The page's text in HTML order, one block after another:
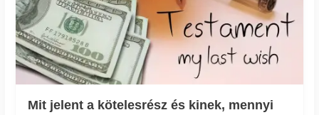
Mit jelent a kötelesrész és kinek, mennyi